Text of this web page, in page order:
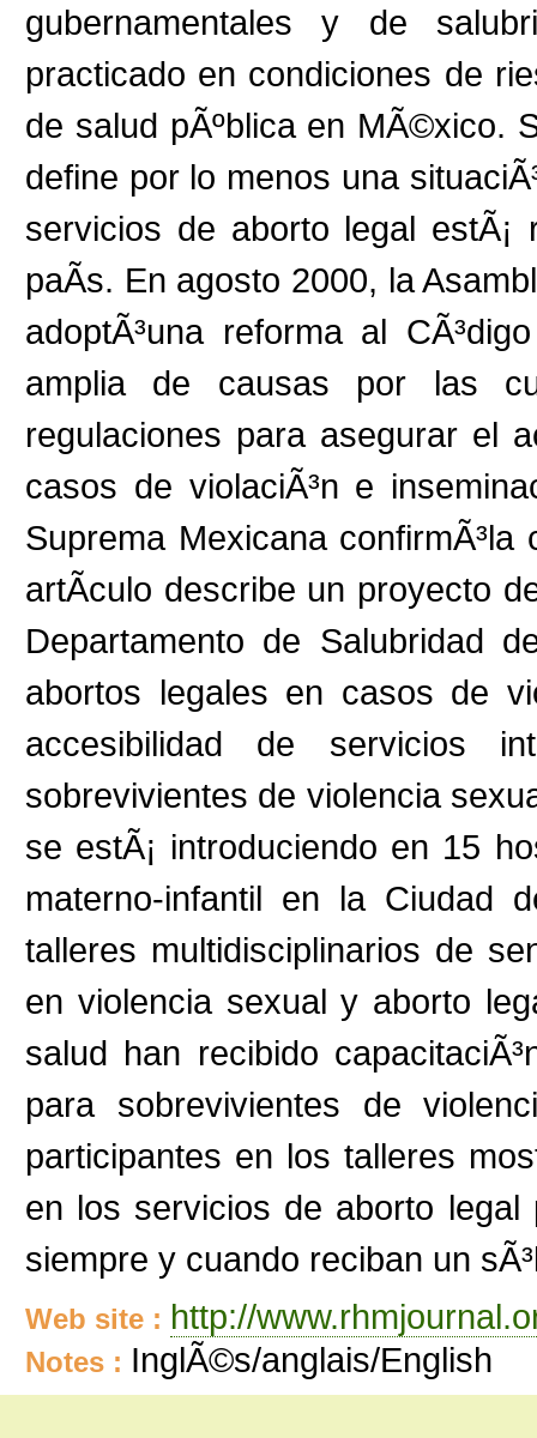
gubernamentales y de
practicado en condiciones de
de salud pÃºblica en MÃ©xico.
define por lo menos una
servicios de aborto legal
paÃ­s. En agosto 2000, la
adoptÃ³una reforma al
amplia de causas por las
regulaciones para asegurar el
casos de violaciÃ³n e
Suprema Mexicana
artÃ­culo describe un proyecto
Departamento de Salubridad
abortos legales en casos de
accesibilidad de servicios
sobrevivientes de violencia
se estÃ¡ introduciendo en 15
materno-infantil en la Ciudad
talleres multidisciplinarios de
en violencia sexual y aborto
salud han recibido
para sobrevivientes de
participantes en los talleres
en los servicios de aborto
siempre y cuando reciban un
Web site : http://
Notes : InglÃ©s/anglais/English